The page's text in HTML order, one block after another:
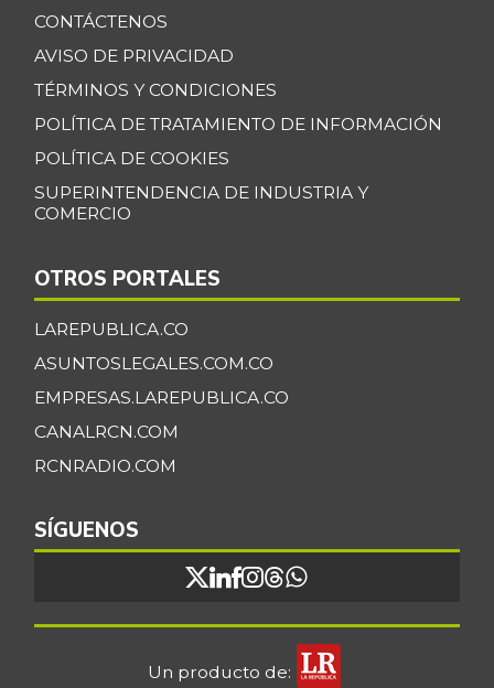
CONTÁCTENOS
AVISO DE PRIVACIDAD
TÉRMINOS Y CONDICIONES
POLÍTICA DE TRATAMIENTO DE INFORMACIÓN
POLÍTICA DE COOKIES
SUPERINTENDENCIA DE INDUSTRIA Y
COMERCIO
OTROS PORTALES
LAREPUBLICA.CO
ASUNTOSLEGALES.COM.CO
EMPRESAS.LAREPUBLICA.CO
CANALRCN.COM
RCNRADIO.COM
SÍGUENOS
Un producto de: